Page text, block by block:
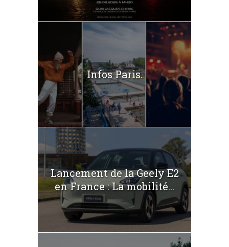
Infos Paris.
Lancement de la Geely E2
en France : La mobilité...